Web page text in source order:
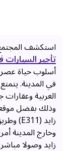
استكشف
تأجير السيارات
أسلوب حياة
في المدينة.
العربية
وذلك بفضل
وخارج المدينة
زايد وصولا